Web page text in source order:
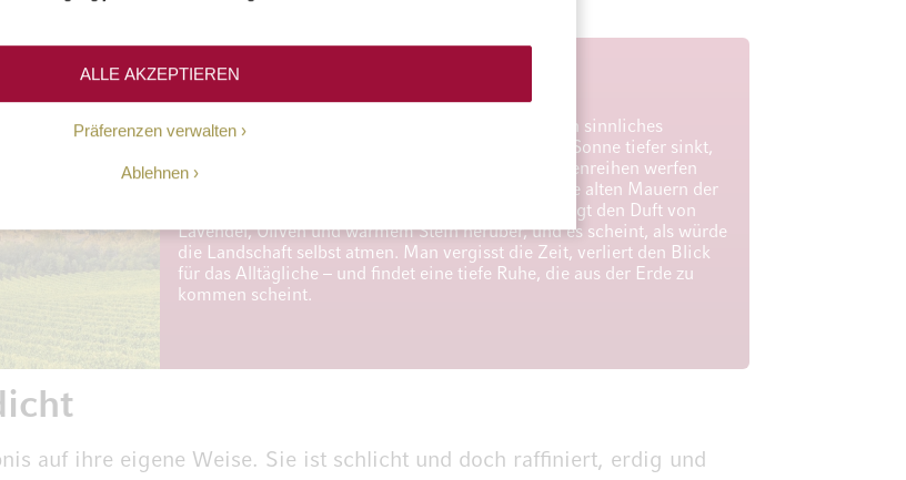
Präferenzen verwalten
Ablehnen
ALLE AKZEPTIEREN
Kleine Orte, große Gefühle
Doch die Toskana ist weit mehr als Wein. Sie ist ein sinnliches
Gesamterlebnis. Am späten Nachmittag, wenn die Sonne tiefer sinkt,
taucht sie die Hügel in ein goldenes Licht. Zypressenreihen werfen
lange Schatten, Olivenhaine glänzen silbrig, und die alten Mauern der
Dörfer glühen in warmen Ockertönen. Der Wind trägt den Duft von
Lavendel, Oliven und warmem Stein herüber, und es scheint, als würde
die Landschaft selbst atmen. Man vergisst die Zeit, verliert den Blick
für das Alltägliche – und findet eine tiefe Ruhe, die aus der Erde zu
kommen scheint.
auf ihre eigene Weise. Sie ist schlicht und doch raffiniert, erdig und